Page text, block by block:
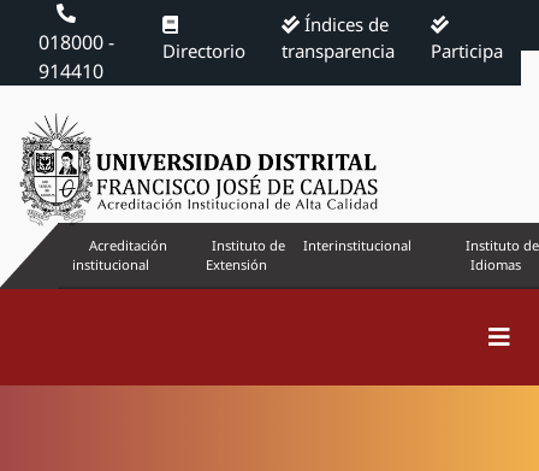
018000 -
914410
Directorio
Índices de
transparencia
Participa
Acreditación
institucional
Instituto de
Extensión
Interinstitucional
Instituto de
Idiomas